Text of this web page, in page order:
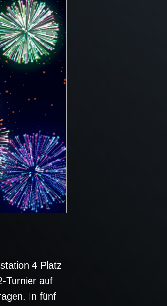
4 Platz
Turnier auf
In fünf